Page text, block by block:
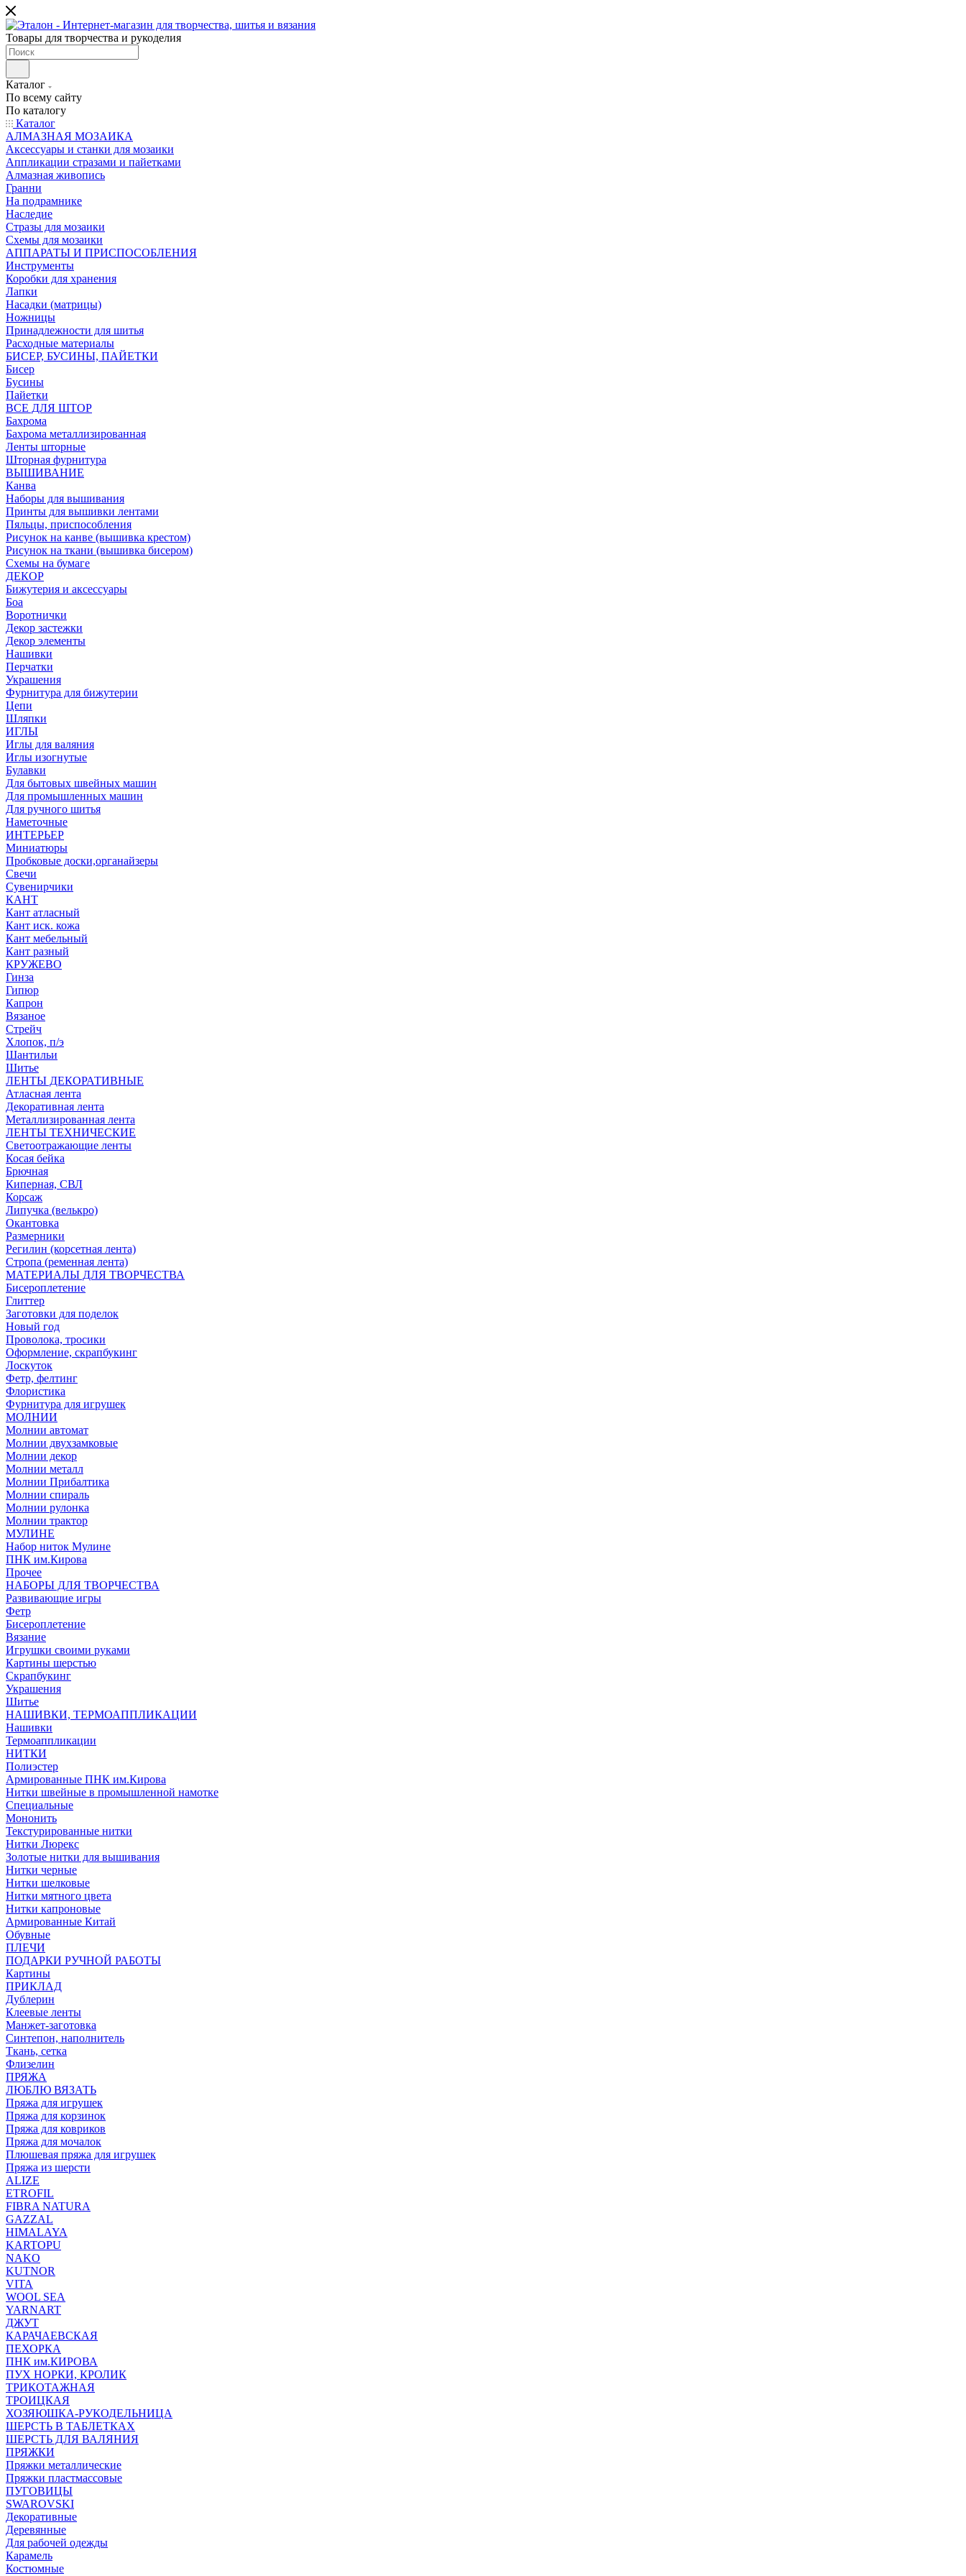
Товары для творчества и рукоделия
Каталог
По всему сайту
По каталогу
Каталог
АЛМАЗНАЯ МОЗАИКА
Аксессуары и станки для мозаики
Аппликации стразами и пайетками
Алмазная живопись
Гранни
На подрамнике
Наследие
Стразы для мозаики
Схемы для мозаики
АППАРАТЫ И ПРИСПОСОБЛЕНИЯ
Инструменты
Коробки для хранения
Лапки
Насадки (матрицы)
Ножницы
Принадлежности для шитья
Расходные материалы
БИСЕР, БУСИНЫ, ПАЙЕТКИ
Бисер
Бусины
Пайетки
ВСЕ ДЛЯ ШТОР
Бахрома
Бахрома металлизированная
Ленты шторные
Шторная фурнитура
ВЫШИВАНИЕ
Канва
Наборы для вышивания
Принты для вышивки лентами
Пяльцы, приспособления
Рисунок на канве (вышивка крестом)
Рисунок на ткани (вышивка бисером)
Схемы на бумаге
ДЕКОР
Бижутерия и аксессуары
Боа
Воротнички
Декор застежки
Декор элементы
Нашивки
Перчатки
Украшения
Фурнитура для бижутерии
Цепи
Шляпки
ИГЛЫ
Иглы для валяния
Иглы изогнутые
Булавки
Для бытовых швейных машин
Для промышленных машин
Для ручного шитья
Наметочные
ИНТЕРЬЕР
Миниатюры
Пробковые доски,органайзеры
Свечи
Сувенирчики
КАНТ
Кант атласный
Кант иск. кожа
Кант мебельный
Кант разный
КРУЖЕВО
Гинза
Гипюр
Капрон
Вязаное
Стрейч
Хлопок, п/э
Шантильи
Шитье
ЛЕНТЫ ДЕКОРАТИВНЫЕ
Атласная лента
Декоративная лента
Металлизированная лента
ЛЕНТЫ ТЕХНИЧЕСКИЕ
Светоотражающие ленты
Косая бейка
Брючная
Киперная, СВЛ
Корсаж
Липучка (велькро)
Окантовка
Размерники
Регилин (корсетная лента)
Стропа (ременная лента)
МАТЕРИАЛЫ ДЛЯ ТВОРЧЕСТВА
Бисероплетение
Глиттер
Заготовки для поделок
Новый год
Проволока, тросики
Оформление, скрапбукинг
Лоскуток
Фетр, фелтинг
Флористика
Фурнитура для игрушек
МОЛНИИ
Молнии автомат
Молнии двухзамковые
Молнии декор
Молнии металл
Молнии Прибалтика
Молнии спираль
Молнии рулонка
Молнии трактор
МУЛИНЕ
Набор ниток Мулине
ПНК им.Кирова
Прочее
НАБОРЫ ДЛЯ ТВОРЧЕСТВА
Развивающие игры
Фетр
Бисероплетение
Вязание
Игрушки своими руками
Картины шерстью
Скрапбукинг
Украшения
Шитье
НАШИВКИ, ТЕРМОАППЛИКАЦИИ
Нашивки
Термоаппликации
НИТКИ
Полиэстер
Армированные ПНК им.Кирова
Нитки швейные в промышленной намотке
Специальные
Мононить
Текстурированные нитки
Нитки Люрекс
Золотые нитки для вышивания
Нитки черные
Нитки шелковые
Нитки мятного цвета
Нитки капроновые
Армированные Китай
Обувные
ПЛЕЧИ
ПОДАРКИ РУЧНОЙ РАБОТЫ
Картины
ПРИКЛАД
Дублерин
Клеевые ленты
Манжет-заготовка
Синтепон, наполнитель
Ткань, сетка
Флизелин
ПРЯЖА
ЛЮБЛЮ ВЯЗАТЬ
Пряжа для игрушек
Пряжа для корзинок
Пряжа для ковриков
Пряжа для мочалок
Плюшевая пряжа для игрушек
Пряжа из шерсти
ALIZE
ETROFIL
FIBRA NATURA
GAZZAL
HIMALAYA
KARTOPU
NAKO
KUTNOR
VITA
WOOL SEA
YARNART
ДЖУТ
КАРАЧАЕВСКАЯ
ПЕХОРКА
ПНК им.КИРОВА
ПУХ НОРКИ, КРОЛИК
ТРИКОТАЖНАЯ
ТРОИЦКАЯ
ХОЗЯЮШКА-РУКОДЕЛЬНИЦА
ШЕРСТЬ В ТАБЛЕТКАХ
ШЕРСТЬ ДЛЯ ВАЛЯНИЯ
ПРЯЖКИ
Пряжки металлические
Пряжки пластмассовые
ПУГОВИЦЫ
SWAROVSKI
Декоративные
Деревянные
Для рабочей одежды
Карамель
Костюмные